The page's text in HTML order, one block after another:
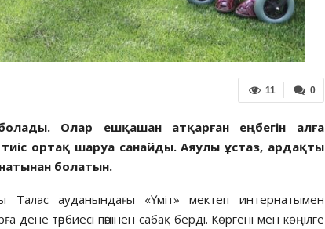
0
11
Олар ешқашан атқарған еңбегін алға
ортақ шаруа санайды. Аяулы ұстаз, ардақты
болатын.
Талас ауданындағы «Үміт» мектеп интернатымен
тәрбиесі пәнінен сабақ берді. Көргені мен көңілге